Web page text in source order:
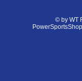
© by WT